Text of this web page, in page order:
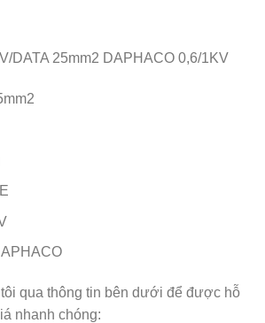
DATA 25mm2 DAPHACO 0,6/1KV
qua thông tin bên dưới để được hỗ
nhanh chóng: